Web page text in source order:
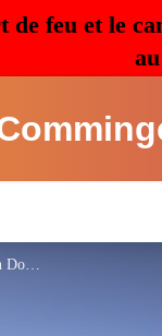
feu et le
Lac L'Isle en dodon - Mairie L'Isle en Dodon